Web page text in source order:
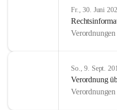
Fr., 30. Juni
Verordnungen
So., 9. Sept.
Verordnung
Verordnungen